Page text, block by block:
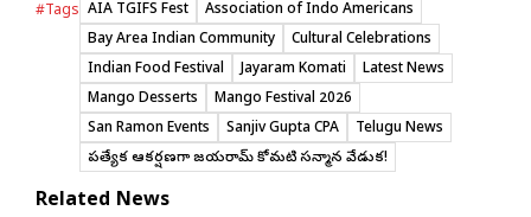
#Tags AIA TGIFS Fest
Association of Indo Americans
Bay Area Indian Community
Cultural Celebrations
Indian Food Festival
Jayaram Komati
Latest News
Mango Desserts
Mango Festival 2026
San Ramon Events
Sanjiv Gupta CPA
Telugu News
ప్రత్యేక ఆకర్షణగా జయరామ్ కోమటి సన్మాన వేడుక!
Related News